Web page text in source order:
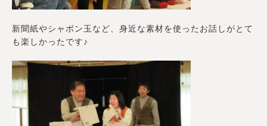
新聞紙やシャボン玉など、身近な素材を使ったお話しがとて
も楽しかったです♪